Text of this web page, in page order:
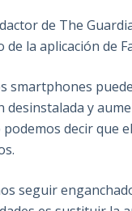
de The
la aplicación de
smartphones
y
decir que
seguir